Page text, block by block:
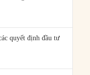
quyết định đầu tư